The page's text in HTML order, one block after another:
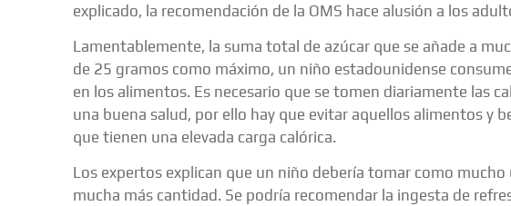
explicado, la recomendación de la OMS hace alusión a los
Lamentablemente, la suma total de azúcar que se añade a
de 25 gramos como máximo, un niño estadounidense
en los alimentos. Es necesario que se tomen diariamente las
una buena salud, por ello hay que evitar aquellos alimentos y
que tienen una elevada carga calórica.
Los expertos explican que un niño debería tomar como
mucha más cantidad. Se podría recomendar la ingesta de